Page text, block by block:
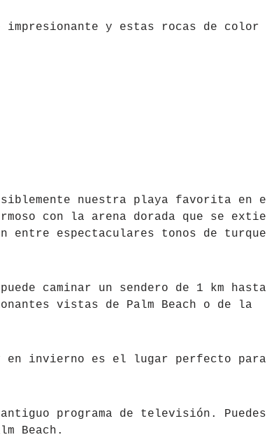
impresionante y estas rocas de color
nuestra playa favorita en
con la arena dorada que se
entre espectaculares tonos de
caminar un sendero de 1 km
vistas de Palm Beach o de la
en invierno es el lugar perfecto para
programa de televisión. Puedes
Beach.